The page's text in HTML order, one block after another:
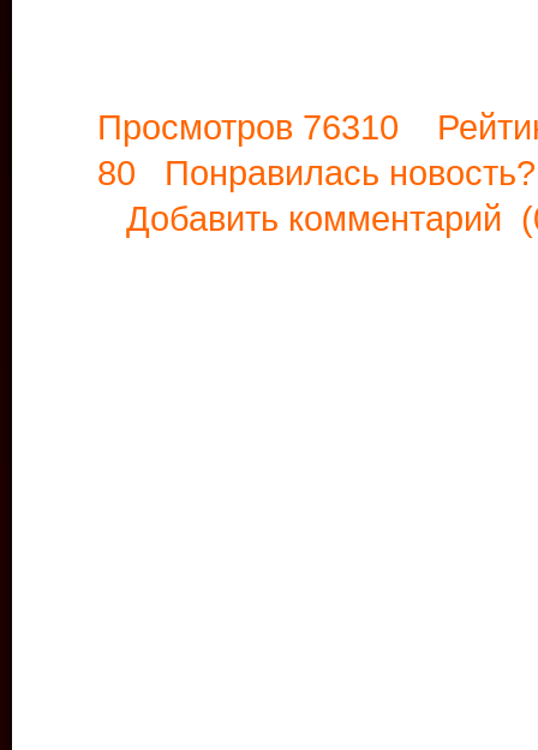
Просмотров 76310
80 Понравилась
Добавить комментарий